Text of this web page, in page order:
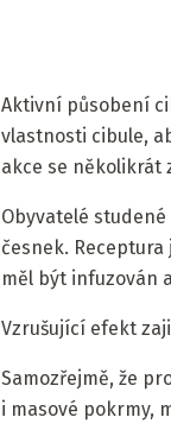
Aktivní působení
vlastnosti cibule,
akce se několikrát
Obyvatelé
česnek.
měl být infuzován
Vzrušující efekt
Samozřejmě, že
i masové pokrmy,